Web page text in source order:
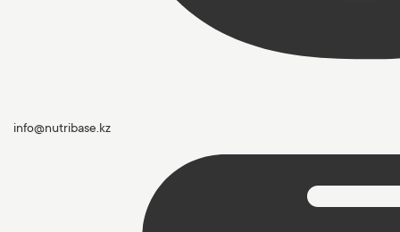
info@nutribase.kz